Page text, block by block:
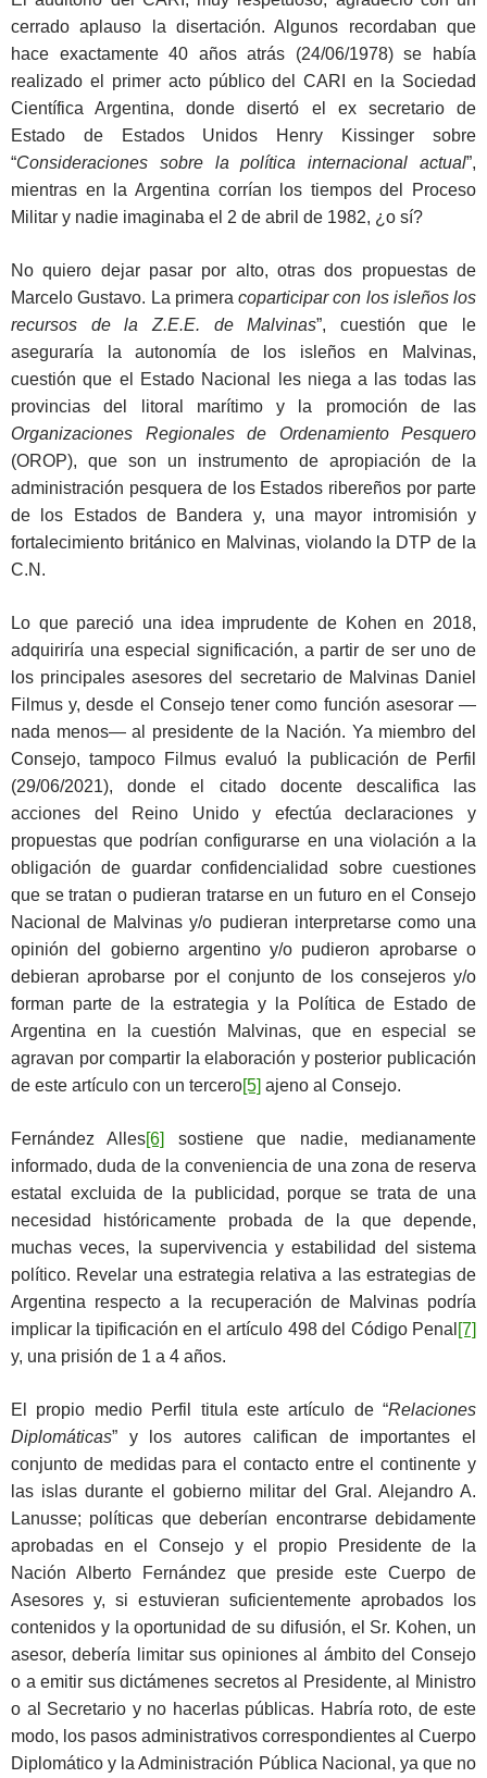
cerrado aplauso la disertación. Algunos recordaban que
hace exactamente 40 años atrás (24/06/1978) se había
realizado el primer acto público del CARI en la Sociedad
Científica Argentina, donde disertó el ex secretario de
Estado de Estados Unidos Henry Kissinger sobre
“Consideraciones sobre la política internacional actual”,
mientras en la Argentina corrían los tiempos del Proceso
Militar y nadie imaginaba el 2 de abril de 1982, ¿o sí?
No quiero dejar pasar por alto, otras dos propuestas de
Marcelo Gustavo. La primera coparticipar con los isleños los
recursos de la Z.E.E. de Malvinas”, cuestión que le
aseguraría la autonomía de los isleños en Malvinas,
cuestión que el Estado Nacional les niega a las todas las
provincias del litoral marítimo y la promoción de las
Organizaciones Regionales de Ordenamiento Pesquero
(OROP), que son un instrumento de apropiación de la
administración pesquera de los Estados ribereños por parte
de los Estados de Bandera y, una mayor intromisión y
fortalecimiento británico en Malvinas, violando la DTP de la
C.N.
Lo que pareció una idea imprudente de Kohen en 2018,
adquiriría una especial significación, a partir de ser uno de
los principales asesores del secretario de Malvinas Daniel
Filmus y, desde el Consejo tener como función asesorar —
nada menos— al presidente de la Nación. Ya miembro del
Consejo, tampoco Filmus evaluó la publicación de Perfil
(29/06/2021), donde el citado docente descalifica las
acciones del Reino Unido y efectúa declaraciones y
propuestas que podrían configurarse en una violación a la
obligación de guardar confidencialidad sobre cuestiones
que se tratan o pudieran tratarse en un futuro en el Consejo
Nacional de Malvinas y/o pudieran interpretarse como una
opinión del gobierno argentino y/o pudieron aprobarse o
debieran aprobarse por el conjunto de los consejeros y/o
forman parte de la estrategia y la Política de Estado de
Argentina en la cuestión Malvinas, que en especial se
agravan por compartir la elaboración y posterior publicación
de este artículo con un tercero[5] ajeno al Consejo.
Fernández Alles[6]
sostiene que nadie, medianamente
informado, duda de la conveniencia de una zona de reserva
estatal excluida de la publicidad, porque se trata de una
necesidad históricamente probada de la que depende,
muchas veces, la supervivencia y estabilidad del sistema
político. Revelar una estrategia relativa a las estrategias de
Argentina respecto a la recuperación de Malvinas podría
implicar la tipificación en el artículo 498 del Código Penal [7]
y, una prisión de 1 a 4 años.
El propio medio Perfil titula este artículo de “Relaciones
Diplomáticas” y los autores califican de importantes el
conjunto de medidas para el contacto entre el continente y
las islas durante el gobierno militar del Gral. Alejandro A.
Lanusse; políticas que deberían encontrarse debidamente
aprobadas en el Consejo y el propio Presidente de la
Nación Alberto Fernández que preside este Cuerpo de
Asesores y, si estuvieran suficientemente aprobados los
contenidos y la oportunidad de su difusión, el Sr. Kohen, un
asesor, debería limitar sus opiniones al ámbito del Consejo
o a emitir sus dictámenes secretos al Presidente, al Ministro
o al Secretario y no hacerlas públicas. Habría roto, de este
modo, los pasos administrativos correspondientes al Cuerpo
Diplomático y la Administración Pública Nacional, ya que no